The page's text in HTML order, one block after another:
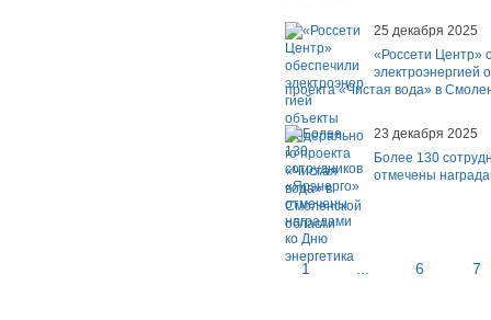
25 декабря 2025
«Россети Центр»
электроэнергией
проекта «Чистая вода» в
23 декабря 2025
Более 130
отмечены
1 ... 6 7